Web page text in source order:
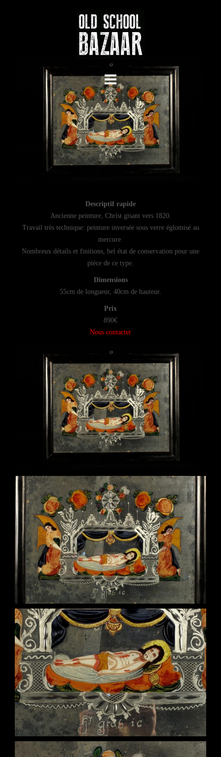
Descriptif rapide
Ancienne peinture, Christ gisant vers 1820.
Travail très technique: peinture inversée sous verre églomisé au
mercure.
Nombreux détails et finitions, bel état de conservation pour une
pièce de ce type.
Dimensions
55cm de longueur, 40cm de hauteur.
Prix
890€
Nous contacter